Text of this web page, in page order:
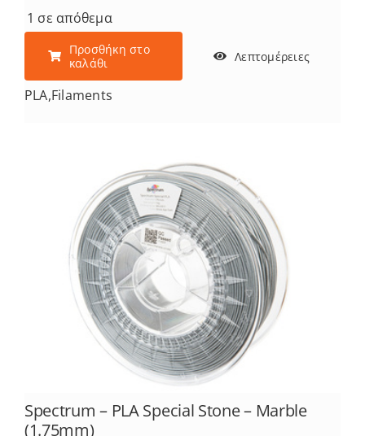
1 σε απόθεμα
Προσθήκη στο
καλάθι
Λεπτομέρειες
PLA,Filaments
Spectrum – PLA Special Stone – Marble
(1.75mm)